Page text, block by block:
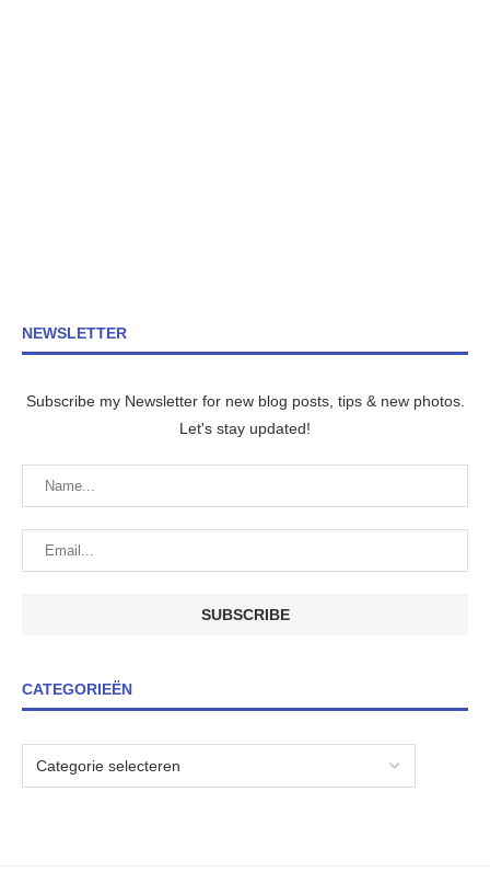
NEWSLETTER
Subscribe my Newsletter for new blog posts, tips & new photos.
Let's stay updated!
CATEGORIEËN